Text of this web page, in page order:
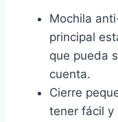
Mochila
principal
que pueda
cuenta.
Cierre
tener fácil y